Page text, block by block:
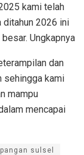
kami telah
ditahun 2026 ini
Ungkapnya
dan
sehingga kami
mampu
mencapai
sulsel